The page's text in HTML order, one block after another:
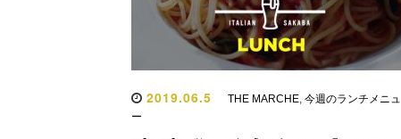
2019.06.5 THE MARCHE, 今週のランチメニュ
ー